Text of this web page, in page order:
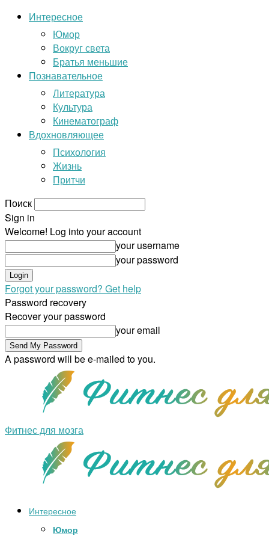
Интересное
Юмор
Вокруг света
Братья меньшие
Познавательное
Литература
Культура
Кинематограф
Вдохновляющее
Психология
Жизнь
Притчи
Поиск
Sign in
Welcome! Log into your account
your username
your password
Forgot your password? Get help
Password recovery
Recover your password
your email
A password will be e-mailed to you.
Фитнес для мозга
Интересное
Юмор